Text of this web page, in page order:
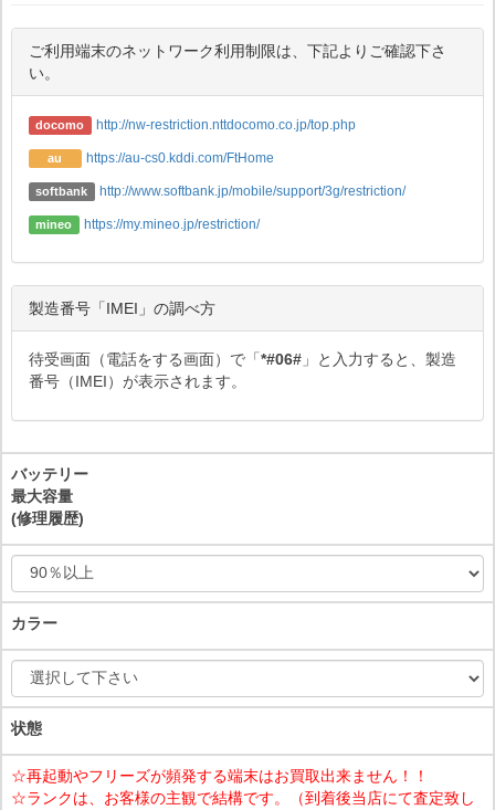
ご利用端末のネットワーク利用制限は、下記よりご確認下さ
い。
docomo http://nw-restriction.nttdocomo.co.jp/top.php
au https://au-cs0.kddi.com/FtHome
softbank http://www.softbank.jp/mobile/support/3g/restriction/
mineo https://my.mineo.jp/restriction/
製造番号「IMEI」の調べ方
待受画面（電話をする画面）で「*#06# 」と入力すると、製造
番号（IMEI）が表示されます。
バッテリー
最大容量
(修理履歴)
カラー
状態
☆再起動やフリーズが頻発する端末はお買取出来ません！！
☆ランクは、お客様の主観で結構です。（到着後当店にて査定致し